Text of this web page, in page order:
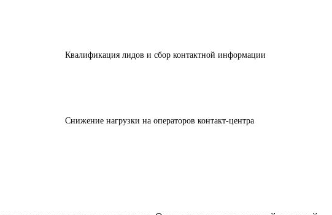
Квалификация лидов и сбор контактной информации
Снижение нагрузки на операторов контакт-центра